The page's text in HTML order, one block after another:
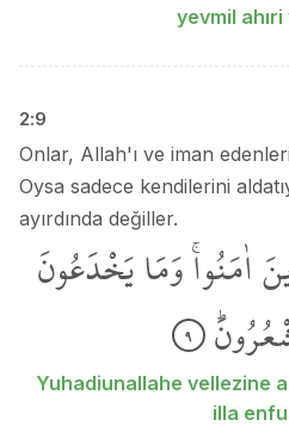
yevmil
2:9
Onlar, Allah'ı ve iman
Oysa sadece kendilerini
ayırdında değiller.
اٰمَنُواۚوَمَايَخْدَعُونَ
٩
Yuhadiunallahe vellezine
illa